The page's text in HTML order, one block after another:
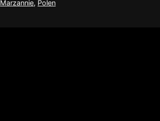
Marzannie, Polen